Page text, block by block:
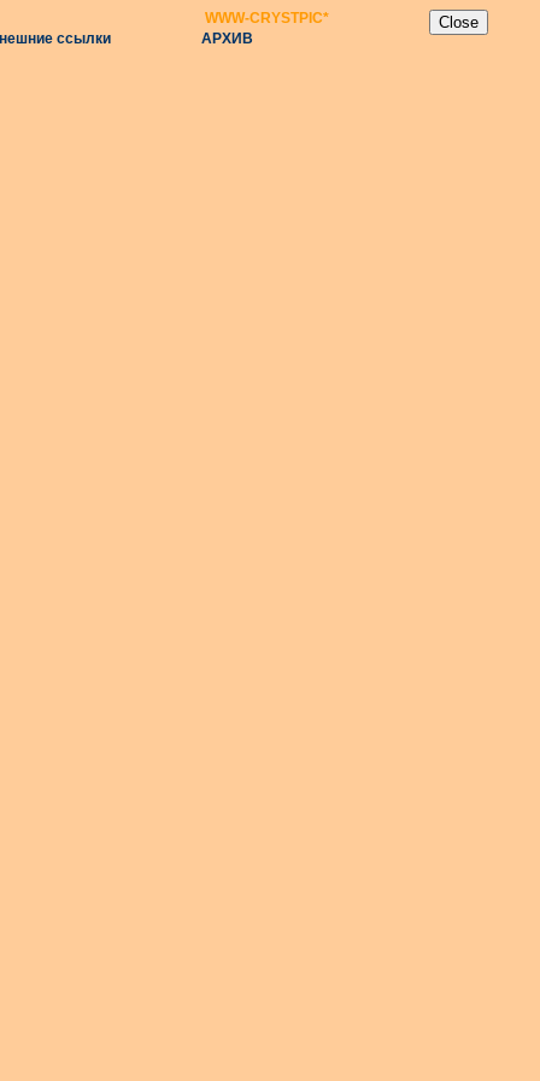
WWW-CRYSTPIC*
ссылки
АРХИВ